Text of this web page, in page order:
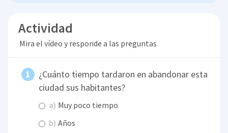
Actividad
Mira el vídeo y responde a las preguntas
¿Cuánto tiempo tardaron en abandonar esta
ciudad sus habitantes?
a) Muy poco tiempo
b) Años